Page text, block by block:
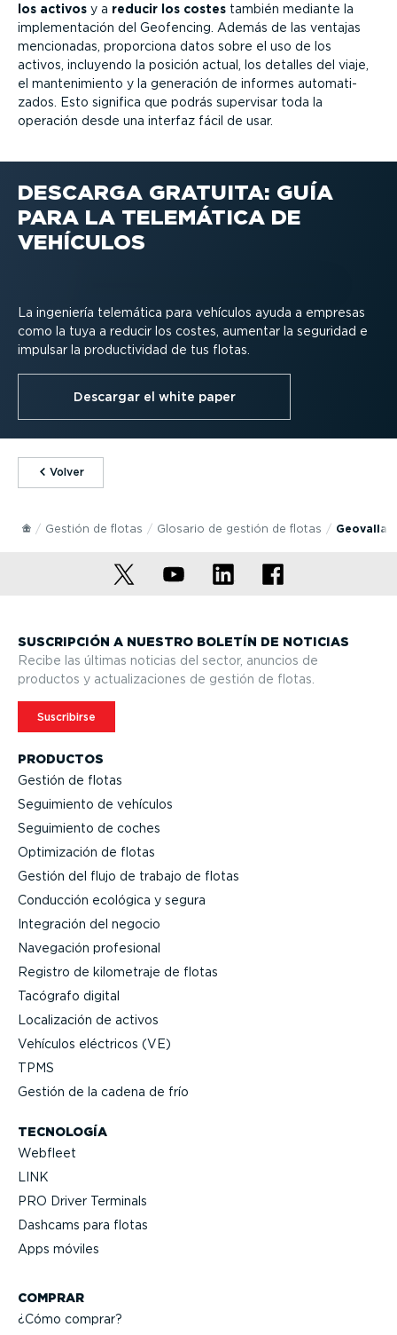
los activos y a reducir los costes también mediante la
imple­men­tación del Geofencing. Además de las ventajas
mencionadas, proporciona datos sobre el uso de los
activos, incluyendo la posición actual, los detalles del viaje,
el mante­ni­miento y la generación de informes automa­ti­
zados. Esto significa que podrás supervisar toda la
operación desde una interfaz fácil de usar.
DESCARGA GRATUITA: GUÍA
PARA LA TELEMÁTICA DE
VEHÍCULOS
La ingeniería telemática para vehículos ayuda a empresas
como la tuya a reducir los costes, aumentar la seguridad e
impulsar la produc­ti­vidad de tus flotas.
Descargar el white paper
⁠Volver
Gestión de flotas Glosario de gestión de flotas
PRODUCTOS
Gestión de flotas
Seguimiento de vehículos
Seguimiento de coches
Optimi­zación de flotas
Gestión del flujo de trabajo de flotas
Conducción ecológica y segura
Integración del negocio
Navegación profesional
Registro de kilometraje de flotas
Tacógrafo digital
Locali­zación de activos
Vehículos eléctricos (VE)
TPMS
Gestión de la cadena de frío
TECNOLOGÍA
Webfleet
LINK
PRO Driver Terminals
Dashcams para flotas
Apps móviles
COMPRAR
¿Cómo comprar?
SUSCRIPCIÓN A NUESTRO BOLETÍN DE NOTICIAS
Recibe las últimas noticias del sector, anuncios de
productos y actua­li­za­ciones de gestión de flotas.
Suscribirse